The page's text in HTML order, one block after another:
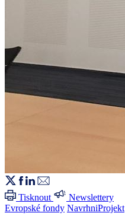
Tisknout
Newslettery
Evropské fondy NavrhniProjekt